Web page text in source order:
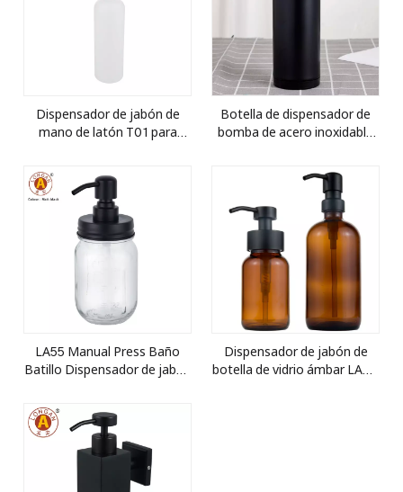
Dispensador de jabón de
mano de latón T01 para
Botella de dispensador de
bomba de acero inoxidable
LA55 Manual Press Baño
Batillo Dispensador de jabón
lavado con botella de 500 ml
Dispensador de jabón de
botella de vidrio ámbar LA67